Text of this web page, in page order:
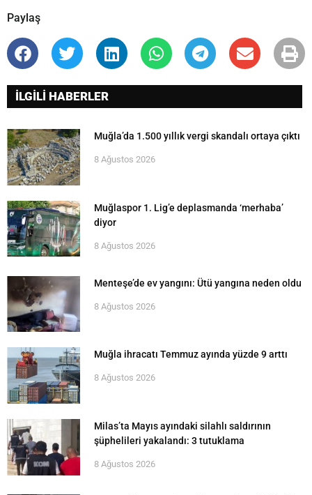
Paylaş
İLGİLİ HABERLER
Muğla’da 1.500 yıllık vergi skandalı ortaya çıktı
8 Ağustos 2026
Muğlaspor 1. Lig’e deplasmanda ‘merhaba’
diyor
8 Ağustos 2026
Menteşe’de ev yangını: Ütü yangına neden oldu
8 Ağustos 2026
Muğla ihracatı Temmuz ayında yüzde 9 arttı
8 Ağustos 2026
Milas’ta Mayıs ayındaki silahlı saldırının
şüphelileri yakalandı: 3 tutuklama
8 Ağustos 2026